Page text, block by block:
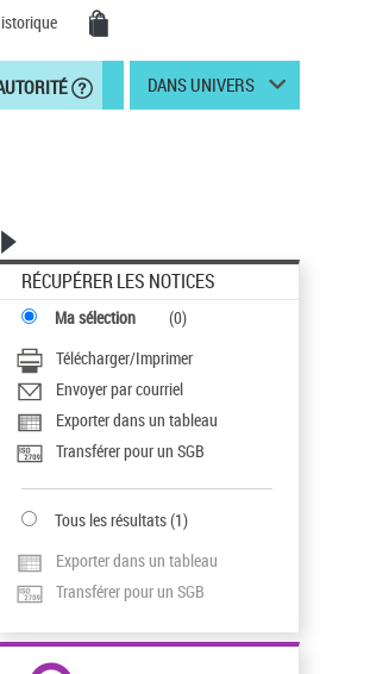
DANS UNIVERS
RÉCUPÉRER LES NOTICES
Ma sélection (0)
Télécharger/Imprimer
Envoyer par courriel
Exporter dans un tableau
Transférer pour un SGB
Tous les résultats(1)
Exporter dans un tableau
Transférer pour un SGB